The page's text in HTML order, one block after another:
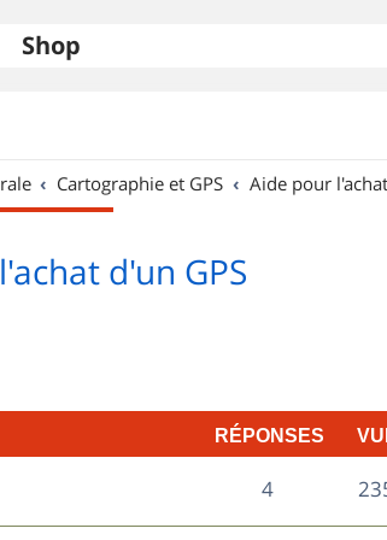
Shop
Cartographie et GPS Aide pour
d'un GPS
RÉPONSES
4R
é